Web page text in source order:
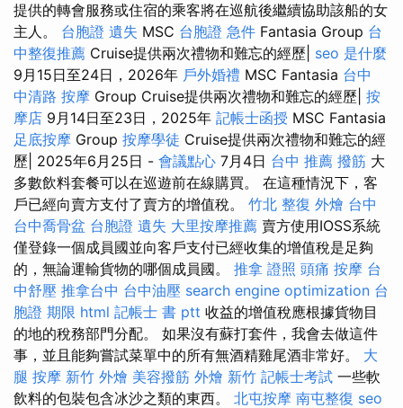
提供的轉會服務或住宿的乘客將在巡航後繼續協助該船的女
主人。 台胞證 遺失 MSC 台胞證 急件 Fantasia Group 台
中整復推薦 Cruise提供兩次禮物和難忘的經歷| seo 是什麼
9月15日至24日，2026年 戶外婚禮 MSC Fantasia 台中
中清路 按摩 Group Cruise提供兩次禮物和難忘的經歷| 按
摩店 9月14日至23日，2025年 記帳士函授 MSC Fantasia
足底按摩 Group 按摩學徒 Cruise提供兩次禮物和難忘的經
歷| 2025年6月25日 - 會議點心 7月4日 台中 推薦 撥筋 大
多數飲料套餐可以在巡遊前在線購買。 在這種情況下，客
戶已經向賣方支付了賣方的增值稅。 竹北 整復 外燴 台中
台中喬骨盆 台胞證 遺失 大里按摩推薦 賣方使用IOSS系統
僅登錄一個成員國並向客戶支付已經收集的增值稅是足夠
的，無論運輸貨物的哪個成員國。 推拿 證照 頭痛 按摩 台
中舒壓 推拿台中 台中油壓 search engine optimization 台
胞證 期限 html 記帳士 書 ptt 收益的增值稅應根據貨物目
的地的稅務部門分配。 如果沒有蘇打套件，我會去做這件
事，並且能夠嘗試菜單中的所有無酒精雞尾酒非常好。 大
腿 按摩 新竹 外燴 美容撥筋 外燴 新竹 記帳士考試 一些軟
飲料的包裝包含冰沙之類的東西。 北屯按摩 南屯整復 seo